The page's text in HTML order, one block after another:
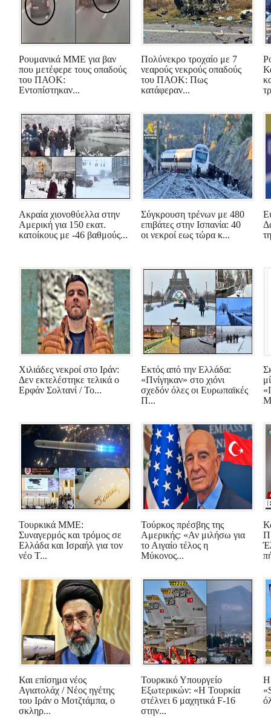
Ρουμανικά ΜΜΕ για βαν
που μετέφερε τους οπαδούς
του ΠΑΟΚ:
Εντοπίστηκαν...
Πολύνεκρο τροχαίο με 7
νεαρούς νεκρούς οπαδούς
του ΠΑΟΚ: Πως
κατάφεραν...
Ακραία χιονοθύελλα στην
Αμερική για 150 εκατ.
κατοίκους με -46 βαθμούς...
Σύγκρουση τρένων με 480
επιβάτες στην Ισπανία: 40
οι νεκροί εως τώρα κ...
Χιλιάδες νεκροί στο Ιράν:
Δεν εκτελέστηκε τελικά ο
Ερφάν Σολτανί / Το...
Εκτός από την Ελλάδα:
«Πνίγηκαν» στο χιόνι
σχεδόν όλες οι Ευρωπαϊκές
Π...
Τουρκικά ΜΜΕ:
Συναγερμός και τρόμος σε
Ελλάδα και Ισραήλ για τον
νέο Τ...
Τούρκος πρέσβης της
Αμερικής: «Αν μιλήσω για
το Αιγαίο τέλος η
Μύκονος...
Και επίσημα νέος
Αγιατολάχ / Νέος ηγέτης
του Ιράν ο Μοτζτάμπα, ο
σκληρ...
Τουρκικό Υπουργείο
Εξωτερικών: «Η Τουρκία
στέλνει 6 μαχητικά F-16
στην...
Η